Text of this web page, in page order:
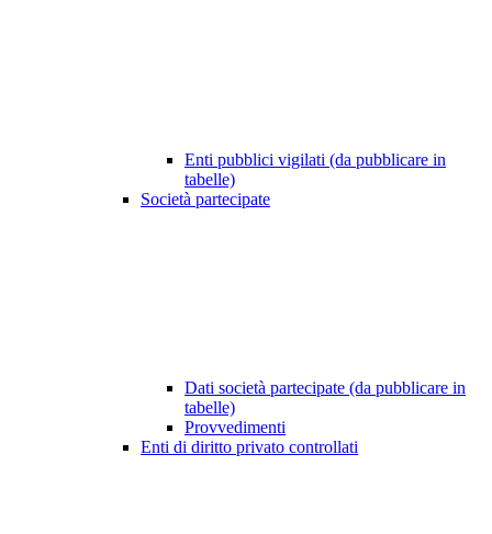
Enti pubblici vigilati (da pubblicare in
tabelle)
Società partecipate
Dati società partecipate (da pubblicare in
tabelle)
Provvedimenti
Enti di diritto privato controllati